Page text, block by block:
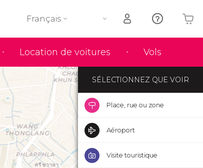
Location de voitures Vols
Français
SÉLECTIONNEZ QUE VOIR
Place, rue ou zone
Aéroport
Visite touristique